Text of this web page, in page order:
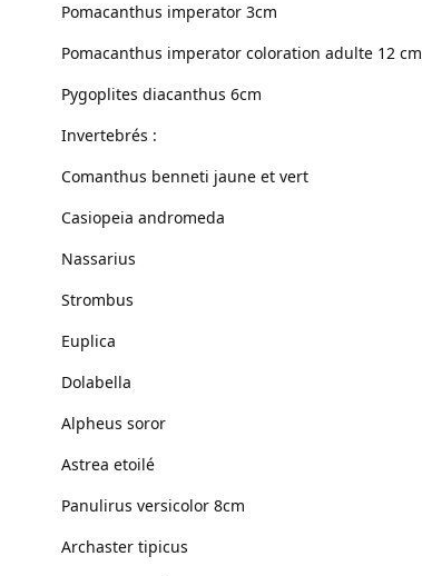
Pomacanthus imperator 3cm
Pomacanthus imperator coloration adulte 12 cm
Pygoplites diacanthus 6cm
Invertebrés :
Comanthus benneti jaune et vert
Casiopeia andromeda
Nassarius
Strombus
Euplica
Dolabella
Alpheus soror
Astrea etoilé
Panulirus versicolor 8cm
Archaster tipicus